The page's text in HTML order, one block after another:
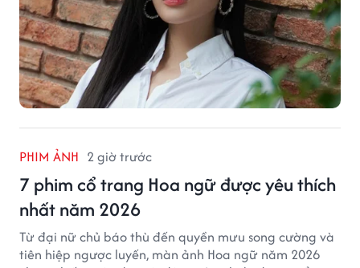
PHIM ẢNH 2 giờ trước
7 phim cổ trang Hoa ngữ được yêu thích
nhất năm 2026
Từ đại nữ chủ báo thù đến quyền mưu song cường và
tiên hiệp ngược luyến, màn ảnh Hoa ngữ năm 2026